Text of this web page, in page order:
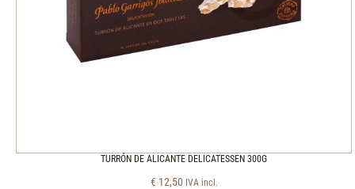
TURRÓN DE ALICANTE DELICATESSEN 300G
€ 12,50 IVA incl.